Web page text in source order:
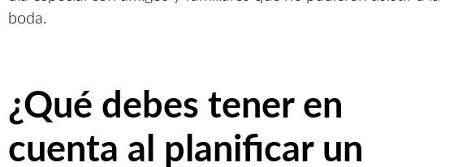
boda.
¿Qué debes tener en
cuenta al planificar un